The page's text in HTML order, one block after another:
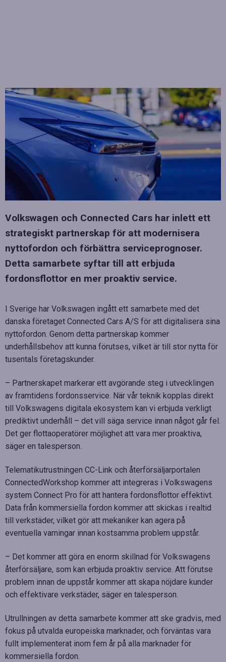
Volkswagen och Connected Cars har inlett ett
strategiskt partnerskap för att modernisera
nyttofordon och förbättra serviceprognoser.
Detta samarbete syftar till att erbjuda
fordonsflottor en mer proaktiv service.
I Sverige har Volkswagen ingått ett samarbete med det
danska företaget Connected Cars A/S för att digitalisera sina
nyttofordon. Genom detta partnerskap kommer
underhållsbehov att kunna förutses, vilket är till stor nytta för
tusentals företagskunder.
– Partnerskapet markerar ett avgörande steg i utvecklingen
av framtidens fordonsservice. När vår teknik kopplas direkt
till Volkswagens digitala ekosystem kan vi erbjuda verkligt
prediktivt underhåll – det vill säga service innan något går fel.
Det ger flottaoperatörer möjlighet att vara mer proaktiva,
säger en talesperson.
Telematikutrustningen CC-Link och återförsäljarportalen
ConnectedWorkshop kommer att integreras i Volkswagens
system Connect Pro för att hantera fordonsflottor effektivt.
Data från kommersiella fordon kommer att skickas i realtid
till verkstäder, vilket gör att mekaniker kan agera på
eventuella varningar innan kostsamma problem uppstår.
– Det kommer att göra en enorm skillnad för Volkswagens
återförsäljare, som kan erbjuda proaktiv service. Att förutse
problem innan de uppstår kommer att skapa nöjdare kunder
och effektivare verkstäder, säger en talesperson.
Utrullningen av detta samarbete kommer att ske gradvis, med
fokus på utvalda europeiska marknader, och förväntas vara
fullt implementerat inom fem år på alla marknader för
kommersiella fordon.